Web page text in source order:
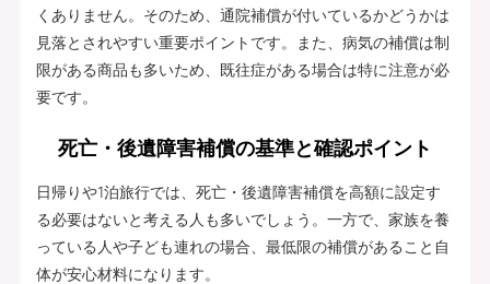
くありません。そのため、通院補償が付いているかどうかは
見落とされやすい重要ポイントです。また、病気の補償は制
限がある商品も多いため、既往症がある場合は特に注意が必
要です。
死亡・後遺障害補償の基準と確認ポイント
日帰りや1泊旅行では、死亡・後遺障害補償を高額に設定す
る必要はないと考える人も多いでしょう。一方で、家族を養
っている人や子ども連れの場合、最低限の補償があること自
体が安心材料になります。